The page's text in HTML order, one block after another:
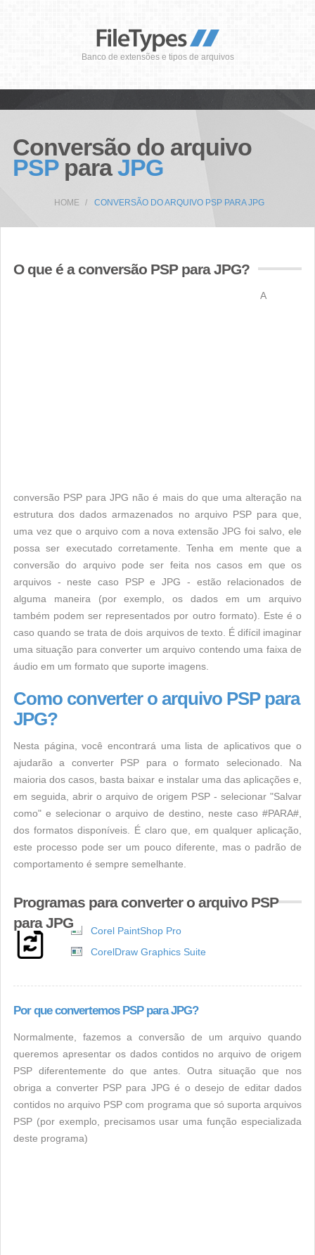
Banco de extensões e tipos de arquivos
Conversão do arquivo
PSPparaJPG
HOME CONVERSÃO DO ARQUIVO PSP PARA JPG
O que é a conversão PSP para JPG?
A
conversão PSP para JPG não é mais do que uma alteração na
estrutura dos dados armazenados no arquivo PSP para que,
uma vez que o arquivo com a nova extensão JPG foi salvo, ele
possa ser executado corretamente. Tenha em mente que a
conversão do arquivo pode ser feita nos casos em que os
arquivos - neste caso PSP e JPG - estão relacionados de
alguma maneira (por exemplo, os dados em um arquivo
também podem ser representados por outro formato). Este é o
caso quando se trata de dois arquivos de texto. É difícil imaginar
uma situação para converter um arquivo contendo uma faixa de
áudio em um formato que suporte imagens.
Como converter o arquivo PSP para
JPG?
Nesta página, você encontrará uma lista de aplicativos que o
ajudarão a converter PSP para o formato selecionado. Na
maioria dos casos, basta baixar e instalar uma das aplicações e,
em seguida, abrir o arquivo de origem PSP - selecionar "Salvar
como" e selecionar o arquivo de destino, neste caso #PARA#,
dos formatos disponíveis. É claro que, em qualquer aplicação,
este processo pode ser um pouco diferente, mas o padrão de
comportamento é sempre semelhante.
Programas para converter o arquivo PSP
para JPG
Corel PaintShop Pro
CorelDraw Graphics Suite
Por que convertemos PSP para JPG?
Normalmente, fazemos a conversão de um arquivo quando
queremos apresentar os dados contidos no arquivo de origem
PSP diferentemente do que antes. Outra situação que nos
obriga a converter PSP para JPG é o desejo de editar dados
contidos no arquivo PSP com programa que só suporta arquivos
PSP (por exemplo, precisamos usar uma função especializada
deste programa)